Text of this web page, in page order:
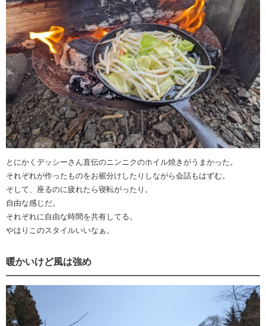
とにかくデッシーさん直伝のニンニクのホイル焼きがうまかった。
それぞれが作ったものをお裾分けしたりしながら会話もはずむ。
そして、座るのに疲れたら寝転がったり。
自由な感じだ。
それぞれに自由な時間を共有してる。
やはりこのスタイルいいなぁ。
暖かいけど風は強め